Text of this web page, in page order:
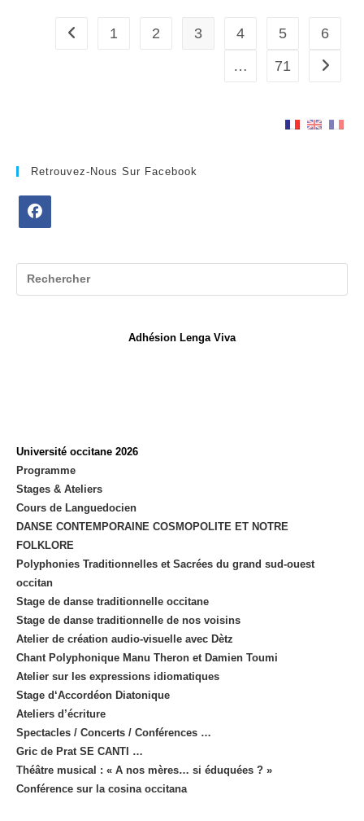
Go to the previous page
1 2 3 4 5
6
…
71 Aller à
Retrouvez-Nous Sur Facebook
un
nouvel
Adhésion Lenga Viva
Université occitane 2026
Programme
Stages & Ateliers
Cours de Languedocien
DANSE CONTEMPORAINE COSMOPOLITE ET NOTRE
FOLKLORE
Polyphonies Traditionnelles et Sacrées du grand sud-ouest
occitan
Stage de danse traditionnelle occitane
Stage de danse traditionnelle de nos voisins
Atelier de création audio-visuelle avec Dètz
Chant Polyphonique Manu Theron et Damien Toumi
Atelier sur les expressions idiomatiques
Stage d‘Accordéon Diatonique
Ateliers d’écriture
Spectacles / Concerts / Conférences …
Gric de Prat SE CANTI …
Théâtre musical : « A nos mères… si éduquées ? »
Conférence sur la cosina occitana